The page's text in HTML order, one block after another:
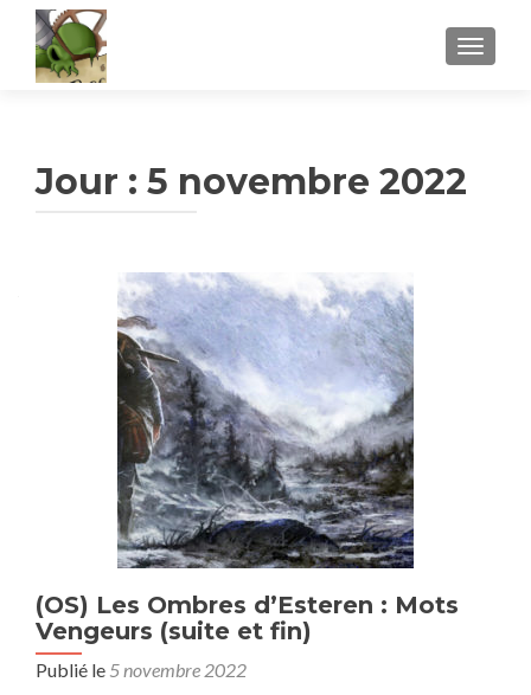
Jour : 5 novembre 2022
(OS) Les Ombres d’Esteren : Mots
Vengeurs (suite et fin)
Publié le 5 novembre 2022